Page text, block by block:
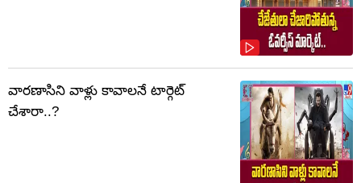
వారణాసిని వాళ్లు కావాలనే టార్గెట్
చేశారా..?